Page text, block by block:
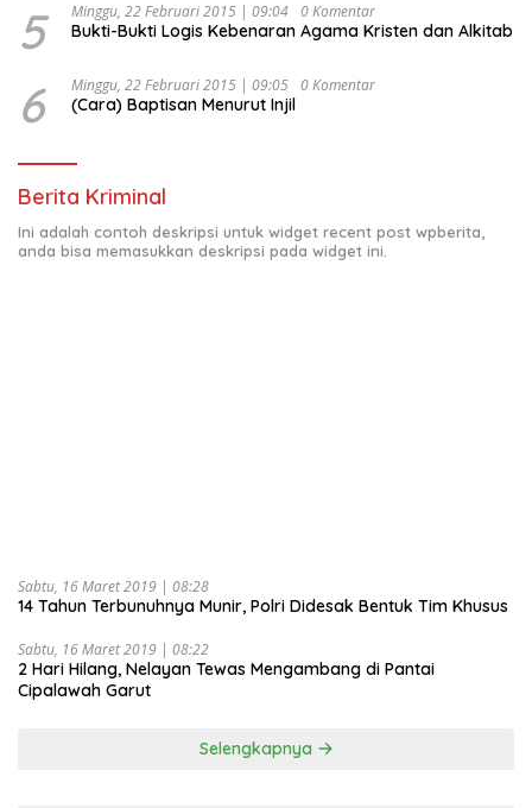
5 Minggu, 22 Februari 2015 | 09:04 0 Komentar
Bukti-Bukti Logis Kebenaran Agama Kristen dan Alkitab
6 Minggu, 22 Februari 2015 | 09:05 0 Komentar
(Cara) Baptisan Menurut Injil
Berita Kriminal
Ini adalah contoh deskripsi untuk widget recent post wpberita,
anda bisa memasukkan deskripsi pada widget ini.
Sabtu, 16 Maret 2019 | 08:28
14 Tahun Terbunuhnya Munir, Polri Didesak Bentuk Tim Khusus
Sabtu, 16 Maret 2019 | 08:22
2 Hari Hilang, Nelayan Tewas Mengambang di Pantai
Cipalawah Garut
Selengkapnya